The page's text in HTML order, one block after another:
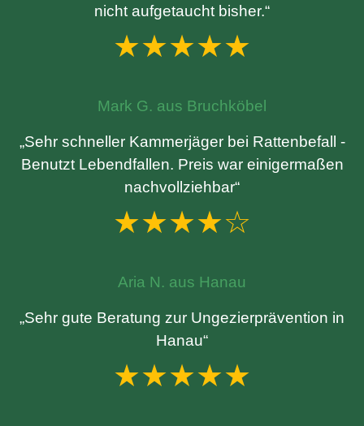
nicht aufgetaucht bisher.“
★★★★★
Mark G. aus Bruchköbel
„Sehr schneller Kammerjäger bei Rattenbefall -
Benutzt Lebendfallen. Preis war einigermaßen
nachvollziehbar“
★★★★☆
Aria N. aus Hanau
„Sehr gute Beratung zur Ungezierprävention in
Hanau“
★★★★★